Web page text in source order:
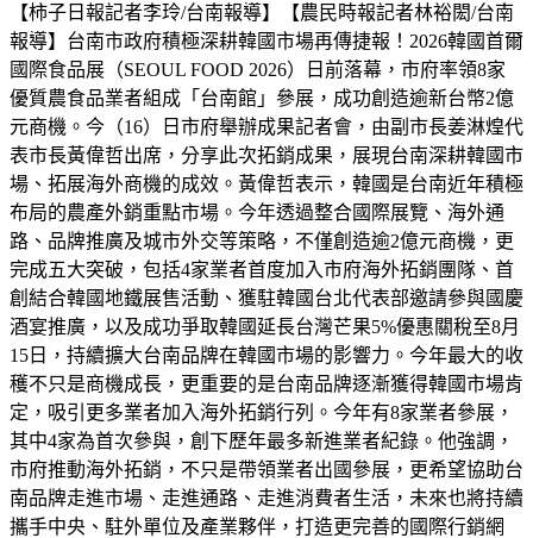
【柿子日報記者李玲/台南報導】【農民時報記者林裕閎/台南
報導】台南市政府積極深耕韓國市場再傳捷報！2026韓國首爾
國際食品展（SEOUL FOOD 2026）日前落幕，市府率領8家
優質農食品業者組成「台南館」參展，成功創造逾新台幣2億
元商機。今（16）日市府舉辦成果記者會，由副市長姜淋煌代
表市長黃偉哲出席，分享此次拓銷成果，展現台南深耕韓國市
場、拓展海外商機的成效。黃偉哲表示，韓國是台南近年積極
布局的農產外銷重點市場。今年透過整合國際展覽、海外通
路、品牌推廣及城市外交等策略，不僅創造逾2億元商機，更
完成五大突破，包括4家業者首度加入市府海外拓銷團隊、首
創結合韓國地鐵展售活動、獲駐韓國台北代表部邀請參與國慶
酒宴推廣，以及成功爭取韓國延長台灣芒果5%優惠關稅至8月
15日，持續擴大台南品牌在韓國市場的影響力。今年最大的收
穫不只是商機成長，更重要的是台南品牌逐漸獲得韓國市場肯
定，吸引更多業者加入海外拓銷行列。今年有8家業者參展，
其中4家為首次參與，創下歷年最多新進業者紀錄。他強調，
市府推動海外拓銷，不只是帶領業者出國參展，更希望協助台
南品牌走進市場、走進通路、走進消費者生活，未來也將持續
攜手中央、駐外單位及產業夥伴，打造更完善的國際行銷網